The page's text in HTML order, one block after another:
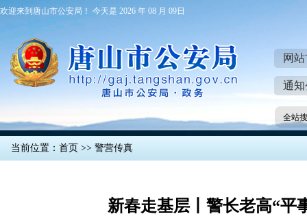
欢迎来到唐山市公安局！ 今天是 2026 年 08 月 09日
网
通
全站
当前位置： 首页 >> 警营传真
新春走基层丨警长老高“平